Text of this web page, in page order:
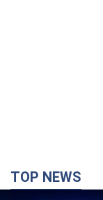
Києво-
"монстром"?